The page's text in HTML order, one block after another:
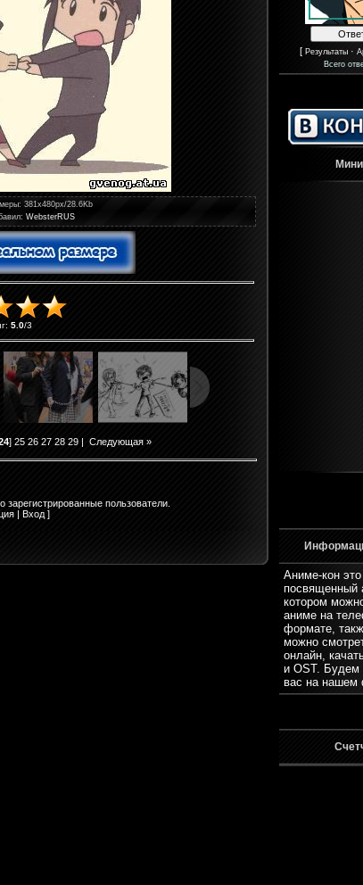
: 381x480px/28.6Kb
: WebsterRUS
: 5.0/3
] 25 26 27 28 29 | Следующая »
зарегистрированные пользователи.
| Вход ]
[ Результаты ·
Всего
Аниме-кон это
посвященный
котором
аниме на
формате,
можно
онлайн,
и OST. Будем
вас на нашем